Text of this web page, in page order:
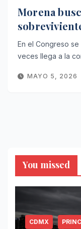
Morena
En el Congreso
veces llega a la
MAYO 5, 2026
You missed
CDMX